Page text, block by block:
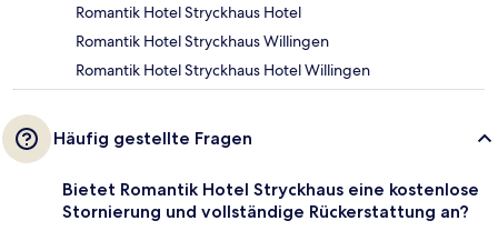
Romantik Hotel Stryckhaus Hotel
Romantik Hotel Stryckhaus Willingen
Romantik Hotel Stryckhaus Hotel Willingen
Häufig gestellte Fragen
Bietet Romantik Hotel Stryckhaus eine kostenlose
Stornierung und vollständige Rückerstattung an?